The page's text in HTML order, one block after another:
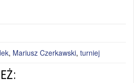
, Mariusz Czerkawski, turniej